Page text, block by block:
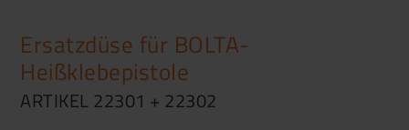
Ersatzdüse für BOLTA-
Heißklebepistole
ARTIKEL 22301 + 22302